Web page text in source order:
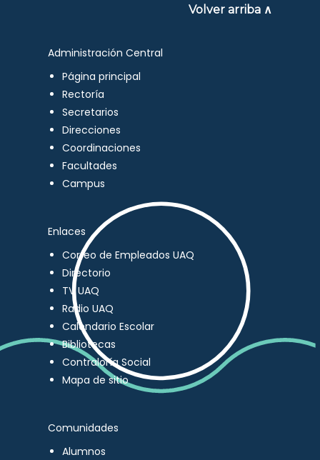
Volver arriba ∧
Administración Central
Página principal
Rectoría
Secretarios
Direcciones
Coordinaciones
Facultades
Campus
Enlaces
Correo de Empleados UAQ
Directorio
TV UAQ
Radio UAQ
Calendario Escolar
Bibliotecas
Contraloría Social
Mapa de sitio
Comunidades
Alumnos